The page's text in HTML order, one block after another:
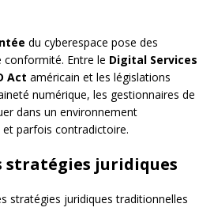
du cyberespace pose des
Entre le Digital Services
Act américain et les législations
numérique, les gestionnaires de
dans un environnement
parfois contradictoire.
stratégies juridiques
stratégies juridiques traditionnelles